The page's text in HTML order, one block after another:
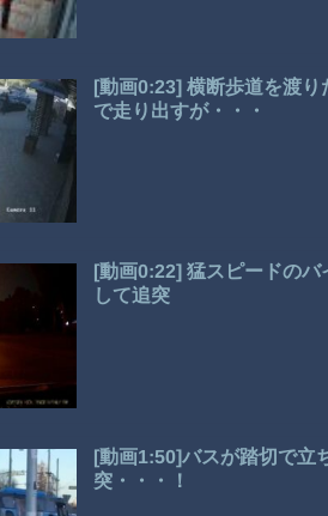
[動画0:23] 横断歩道を渡
で走り出すが・・・
[動画0:22] 猛スピードの
して追突
[動画1:50]バスが踏切で立
突・・・！